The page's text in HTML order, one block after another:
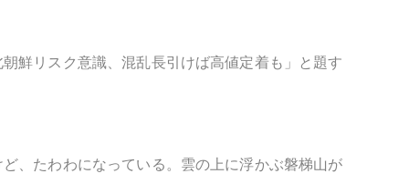
鮮リスク意識、混乱長引けば高値定着も」と題す
、たわわになっている。雲の上に浮かぶ磐梯山が